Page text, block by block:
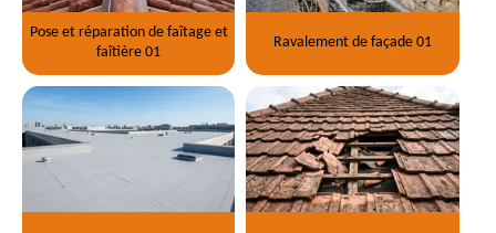
Pose et réparation de faîtage et
faîtière 01
Ravalement de façade 01